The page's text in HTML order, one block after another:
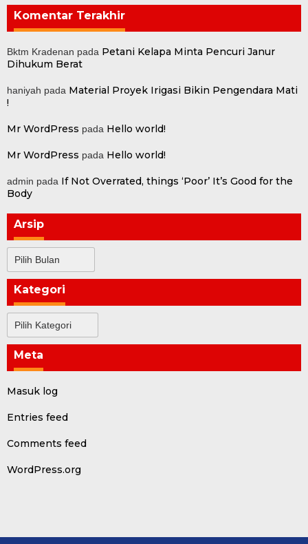
Komentar Terakhir
Bktm Kradenan pada Petani Kelapa Minta Pencuri Janur
Dihukum Berat
haniyah pada Material Proyek Irigasi Bikin Pengendara Mati
!
Mr WordPress pada Hello world!
Mr WordPress pada Hello world!
admin pada If Not Overrated, things ‘Poor’ It’s Good for the
Body
Arsip
Kategori
Meta
Masuk log
Entries feed
Comments feed
WordPress.org